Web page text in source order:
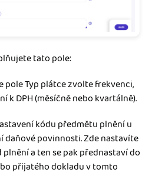
tato pole:
pole Typ plátce zvolte frekvenci,
k DPH (měsíčně nebo kvartálně).
kódu předmětu plnění u
daňové povinnosti. Zde nastavíte
a ten se pak přednastaví do
přijatého dokladu v tomto